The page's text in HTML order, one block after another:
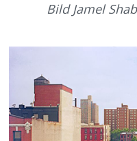
Bild Jamel